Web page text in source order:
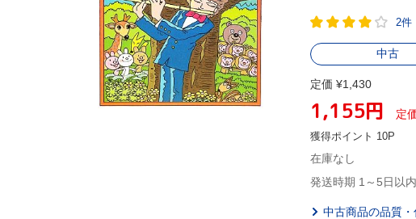
2件
中古
定価 ¥1,430
1,155円 定
獲得ポイント 10P
在庫なし
発送時期 1～5日以
中古商品の品質